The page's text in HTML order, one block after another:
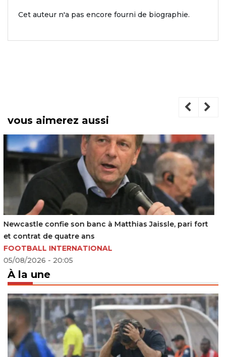
Cet auteur n'a pas encore fourni de biographie.
vous aimerez aussi
France : Chancel Mbemba en bon guide pour Marseille
26/08/2023 - 11:24
À la une